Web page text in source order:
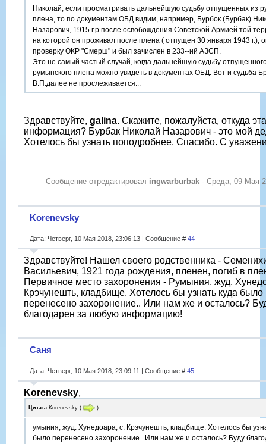
Николай, если просматривать дальнейшую судьбу отпущенных из
плена, то по документам ОБД видим, например, Бурбок (Бурбак)
Назарович, 1915 г.р.после освобождения Советской Армией той
на которой он проживал после плена ( отпущен 30 января 1943 г.),
проверку ОКР "Смерш" и был зачислен в 233--ий АЗСП.
Это не самый частый случай, когда дальнейшую судьбу
румынского плена можно увидеть в документах ОБД. Вот и судьба
В.П.далее не прослеживается...
Здравствуйте, galina. Скажите, пожалуйста, откуда эта
информация? Бурбак Николай Назарович - это мой
Хотелось бы узнать поподробнее. Спасибо. С
Сообщение отредактировал ingwarburbak - Среда, 09 Мая
Korenevsky
Дата: Четверг, 10 Мая 2018, 23:06:13 | Сообщение # 44
Здравствуйте! Нашел своего родственника -
Васильевич, 1921 года рождения, пленен, погиб в
Первичное место захоронения - Румыния, жуд.
Крэчунешть, кладбище. Хотелось бы узнать куда было
перенесено захоронение.. Или нам же и осталось?
благодарен за любую информацию!
Саня
Дата: Четверг, 10 Мая 2018, 23:09:11 | Сообщение # 45
Korenevsky,
Цитата Korenevsky ( )
умыния, жуд. Хунедоара, с. Крэчунешть, кладбище. Хотелось бы
было перенесено захоронение.. Или нам же и осталось? Буду